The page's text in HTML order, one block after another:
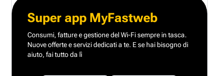
Super app MyFastweb
Consumi, fatture e gestione del Wi-Fi sempre in tasca.
Nuove offerte e servizi dedicati a te. E se hai bisogno di
aiuto, fai tutto da lì